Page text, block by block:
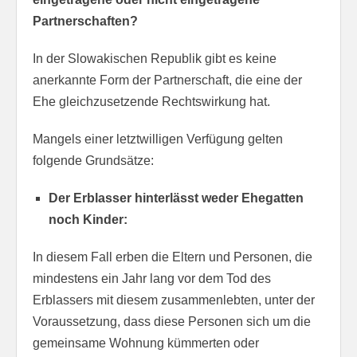
Partnerschaften?
In der Slowakischen Republik gibt es keine
anerkannte Form der Partnerschaft, die eine der
Ehe gleichzusetzende Rechtswirkung hat.
Mangels einer letztwilligen Verfügung gelten
folgende Grundsätze:
Der Erblasser hinterlässt weder Ehegatten
noch Kinder:
In diesem Fall erben die Eltern und Personen, die
mindestens ein Jahr lang vor dem Tod des
Erblassers mit diesem zusammenlebten, unter der
Voraussetzung, dass diese Personen sich um die
gemeinsame Wohnung kümmerten oder